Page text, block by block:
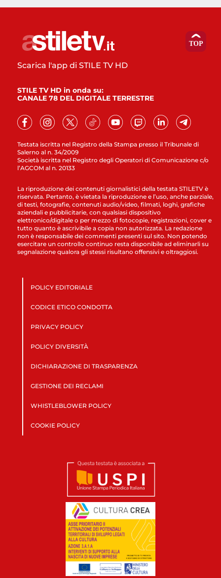
Testata iscritta nel Registro della Stampa presso il Tribunale di
Salerno al n. 34/2009
Società iscritta nel Registro degli Operatori di Comunicazione c/o
l’AGCOM al n. 20133
Scarica l'app di STILE TV HD
STILE TV HD in onda su:
CANALE 78 DEL DIGITALE TERRESTRE
La riproduzione dei contenuti giornalistici della testata STILETV è
riservata. Pertanto, è vietata la riproduzione e l’uso, anche parziale,
di testi, fotografie, contenuti audio/video, filmati, loghi, grafiche
aziendali e pubblicitarie, con qualsiasi dispositivo
elettronico/digitale o per mezzo di fotocopie, registrazioni, cover e
tutto quanto è ascrivibile a copia non autorizzata. La redazione
non è responsabile dei commenti presenti sul sito. Non potendo
esercitare un controllo continuo resta disponibile ad eliminarli su
segnalazione qualora gli stessi risultano offensivi e oltraggiosi.
POLICY EDITORIALE
CODICE ETICO CONDOTTA
PRIVACY POLICY
POLICY DIVERSITÀ
DICHIARAZIONE DI TRASPARENZA
GESTIONE DEI RECLAMI
WHISTLEBLOWER POLICY
COOKIE POLICY